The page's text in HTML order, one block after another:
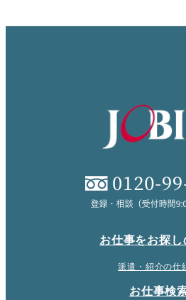
お仕事をお探
派遣・紹介の仕
お仕事検